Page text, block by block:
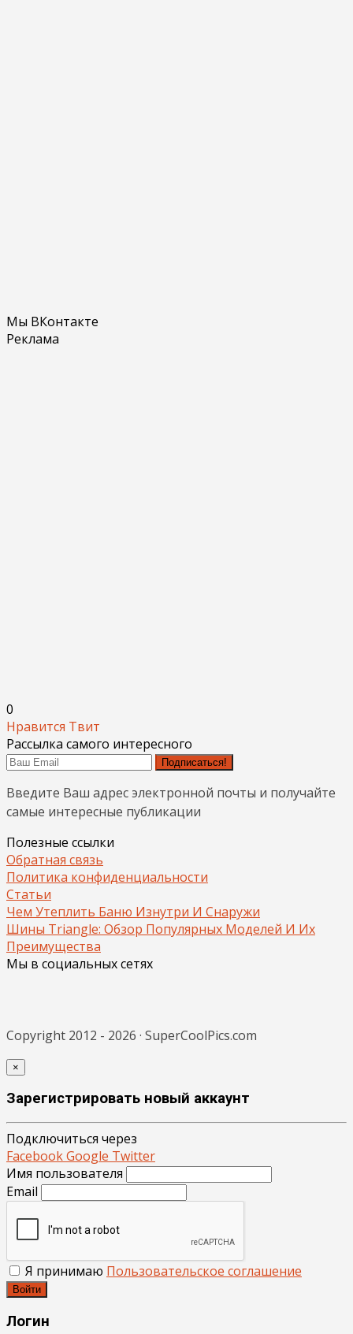
Мы ВКонтакте
Реклама
0
Нравится Твит
Рассылка самого интересного
Подписаться!
Введите Ваш адрес электронной почты и получайте
самые интересные публикации
Полезные ссылки
Обратная связь
Политика конфиденциальности
Статьи
Чем Утеплить Баню Изнутри И Снаружи
Шины Triangle: Обзор Популярных Моделей И Их
Преимущества
Мы в социальных сетях
Copyright 2012 - 2026 · SuperCoolPics.com
×
Зарегистрировать новый аккаунт
Подключиться через
FacebookGoogle Twitter
Имя пользователя
Email
Я принимаю Пользовательское соглашение
Войти
Логин